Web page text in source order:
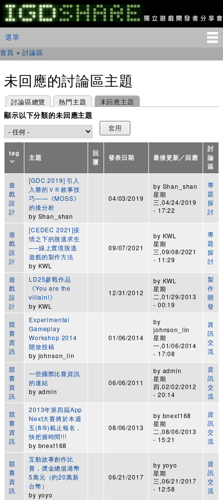
移
至
主
IGDSHARE
獨
遊
發
會
主選單
選單
您在這裡
首頁 »討論區
未回應的討論區主題
主要索引標籤
討論區總覽 熱門主題 未回應主題
(作用中頁籤)
顯示以下分類的未回應主題
tag
主題
回
覆
發表日期 最後更新／回應
討
論
區
遊
戲
設
計
[GDC 2019] 引人
入勝的ＶＲ敘事技
巧——《MOSS》
的後分析
by Shan_shan
04/03/2019
by Shan_shan
星期
三,04/24/2019
- 17:22
專
題
探
討
遊
戲
設
計
[CEDEC 2021]疫
情之下的脫逃求生
──線上實境脫逃
遊戲的製作方法
by KWL
09/07/2021
by KWL
星期
三,09/08/2021
- 11:29
專
題
探
討
遊
戲
設
計
LD25參戰作品
《You are the
villain!》
by KWL
12/31/2012
by KWL
星期
二,01/29/2013
- 00:19
製
作
開
發
競
賽
資
訊
Experimental
Gameplay
Workshop 2014
開放投稿
by johnson_lin
01/06/2014
by
johnson_lin
星期
一,01/06/2014
- 17:08
資
訊
交
流
競
賽
資
訊
一些國際比賽資訊
的連結
by admin
06/06/2011
by admin
星期
四,02/02/2012
- 20:14
資
訊
交
流
競
賽
資
訊
2013年第四屆App
Next大賽將於本週
五(8/9)截止報名，
快把握時間!!!
by bnext168
08/06/2013
by bnext168
星期
二,08/06/2013
- 15:21
資
訊
交
流
競
賽
資
訊
互動故事創作比
賽，奬金總值港幣
5萬元（約20萬新
台幣）
by yoyo
06/21/2017
by yoyo
星期
三,06/21/2017
- 12:58
資
訊
交
流